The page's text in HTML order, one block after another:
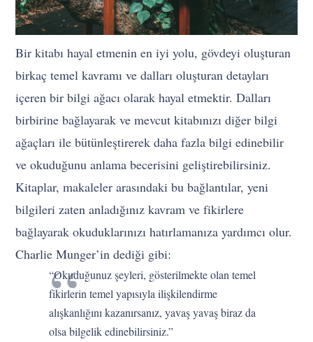
Bir kitabı hayal etmenin en iyi yolu, gövdeyi oluşturan
birkaç temel kavramı ve dalları oluşturan detayları
içeren bir bilgi ağacı olarak hayal etmektir. Dalları
birbirine bağlayarak ve mevcut kitabınızı diğer bilgi
ağaçları ile bütünleştirerek daha fazla bilgi edinebilir
ve okuduğunu anlama becerisini geliştirebilirsiniz.
Kitaplar, makaleler arasındaki bu bağlantılar, yeni
bilgileri zaten anladığınız kavram ve fikirlere
bağlayarak okuduklarınızı hatırlamanıza yardımcı olur.
Charlie Munger’in dediği gibi:
“Okuduğunuz şeyleri, gösterilmekte olan temel
fikirlerin temel yapısıyla ilişkilendirme
alışkanlığını kazanırsanız, yavaş yavaş biraz da
olsa bilgelik edinebilirsiniz.”